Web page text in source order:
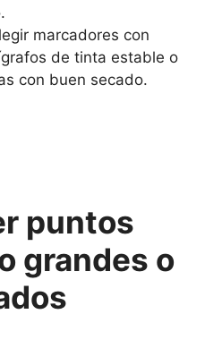
marcadores con
de tinta estable o
con buen secado.
puntos
grandes o